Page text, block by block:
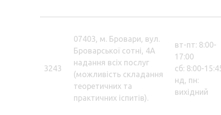
3243
07403, м. Бровари, вул.
Броварської сотні, 4А
надання всіх послуг
(можливість складання
теоретичних та
практичних іспитів).
вт-пт: 8:00-
17:00
сб: 8:00-
нд, пн:
вихідний